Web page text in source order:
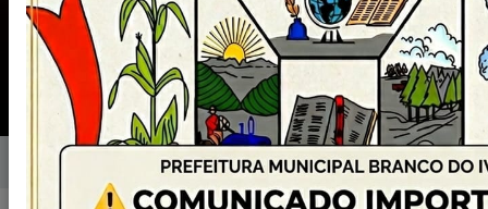
LICITAÇÕES
Licitações